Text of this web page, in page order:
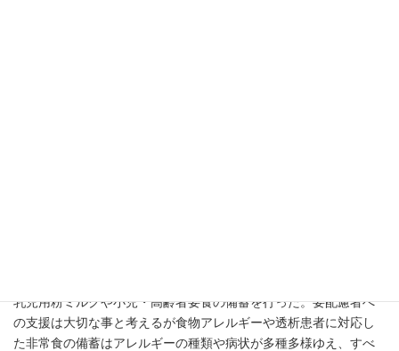
乳児用粉ミルクや小児・高齢者要食の備蓄を行った。要配慮者へ
の支援は大切な事と考えるが食物アレルギーや透析患者に対応し
た非常食の備蓄はアレルギーの種類や病状が多種多様ゆえ、すべ